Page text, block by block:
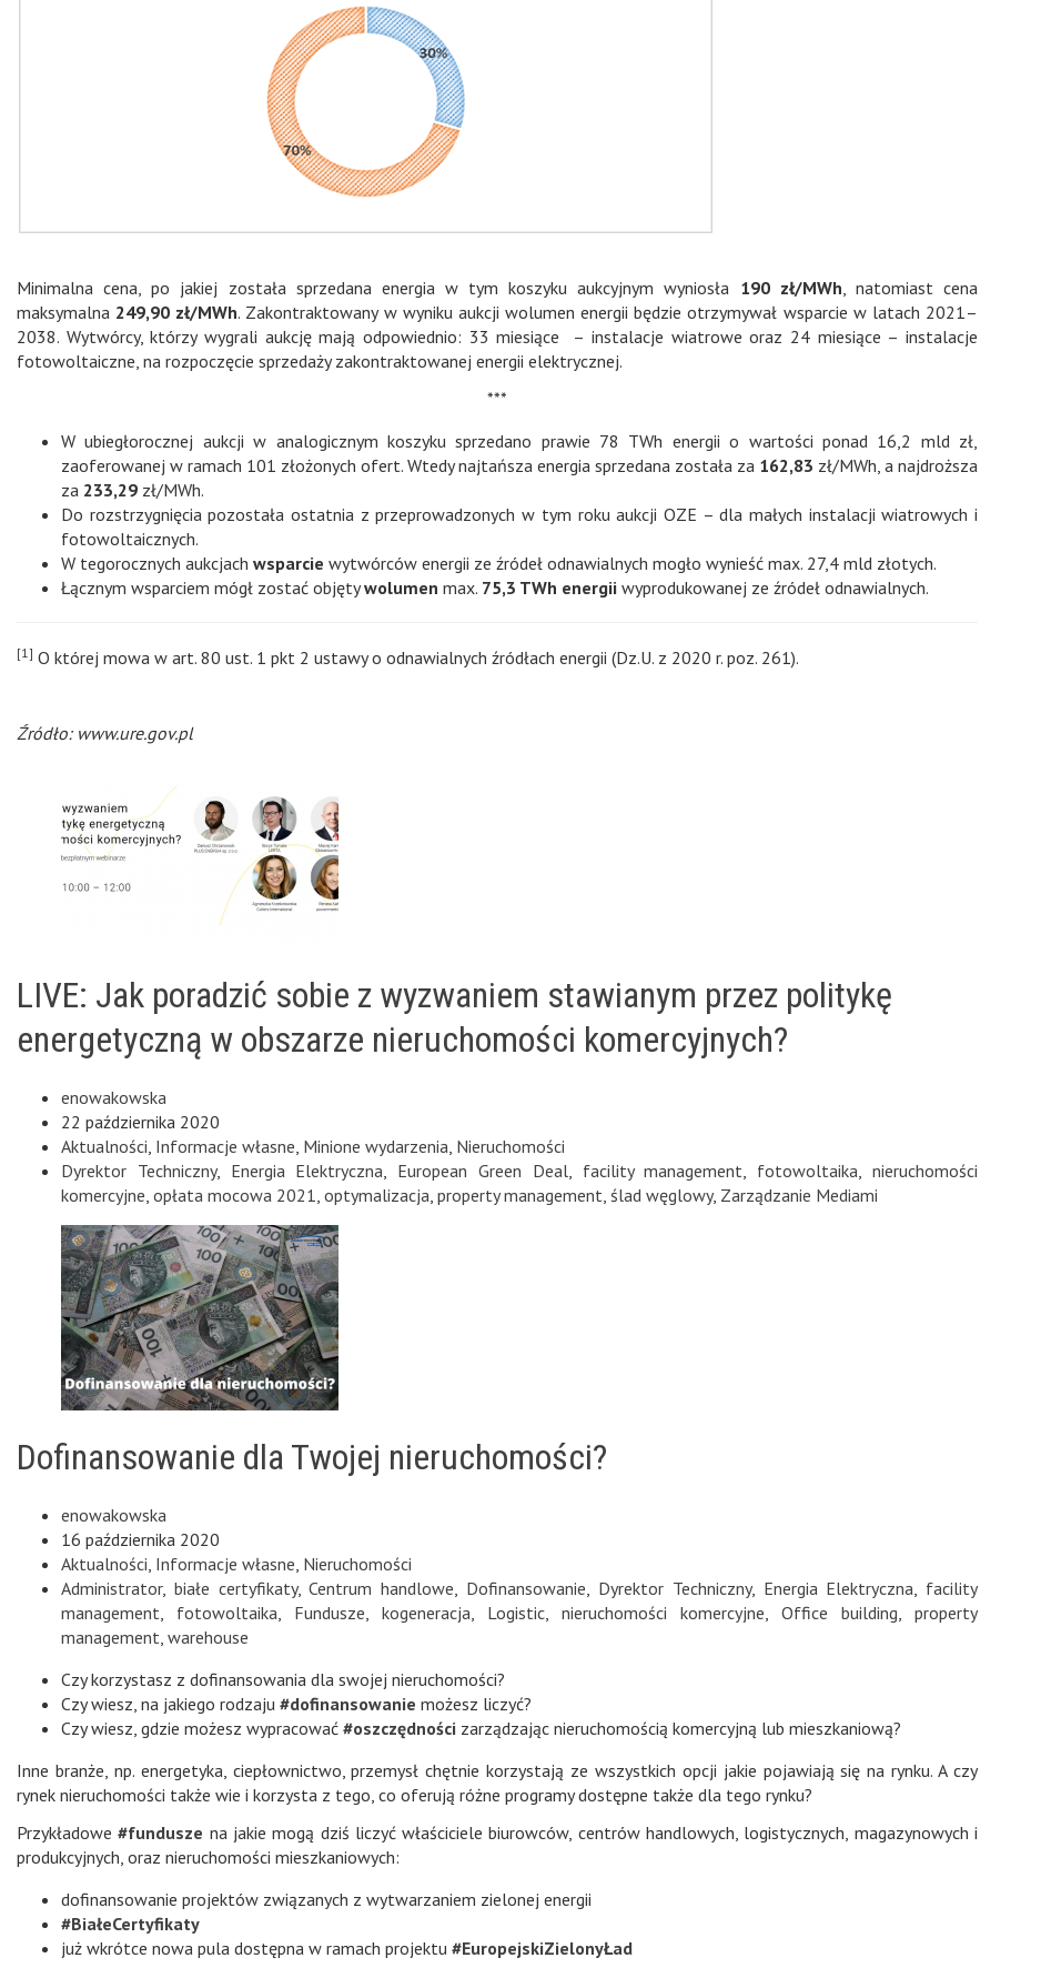
Minimalna cena, po jakiej została sprzedana energia w tym koszyku aukcyjnym wyniosła 190 zł/MWh, natomiast cena
maksymalna 249,90 zł/MWh. Zakontraktowany w wyniku aukcji wolumen energii będzie otrzymywał wsparcie w latach 2021–
2038. Wytwórcy, którzy wygrali aukcję mają odpowiednio: 33 miesiące – instalacje wiatrowe oraz 24 miesiące – instalacje
fotowoltaiczne, na rozpoczęcie sprzedaży zakontraktowanej energii elektrycznej.
***
W ubiegłorocznej aukcji w analogicznym koszyku sprzedano prawie 78 TWh energii o wartości ponad 16,2 mld zł,
zaoferowanej w ramach 101 złożonych ofert. Wtedy najtańsza energia sprzedana została za 162,83 zł/MWh, a najdroższa
za 233,29 zł/MWh.
Do rozstrzygnięcia pozostała ostatnia z przeprowadzonych w tym roku aukcji OZE – dla małych instalacji wiatrowych i
fotowoltaicznych.
W tegorocznych aukcjach wsparcie wytwórców energii ze źródeł odnawialnych mogło wynieść max. 27,4 mld złotych.
Łącznym wsparciem mógł zostać objętywolumen max. 75,3 TWh energii wyprodukowanej ze źródeł odnawialnych.
[1] O której mowa w art. 80 ust. 1 pkt 2 ustawy o odnawialnych źródłach energii (Dz.U. z 2020 r. poz. 261).
Źródło: www.ure.gov.pl
LIVE: Jak poradzić sobie z wyzwaniem stawianym przez politykę
energetyczną w obszarze nieruchomości komercyjnych?
enowakowska
22 października 2020
Aktualności, Informacje własne, Minione wydarzenia, Nieruchomości
Dyrektor Techniczny, Energia Elektryczna, European Green Deal, facility management, fotowoltaika,nieruchomości
komercyjne, opłata mocowa 2021, optymalizacja, property management, ślad węglowy, Zarządzanie Mediami
Dofinansowanie dla Twojej nieruchomości?
enowakowska
16 października 2020
Aktualności, Informacje własne, Nieruchomości
Administrator, białe certyfikaty,Centrum handlowe, Dofinansowanie, Dyrektor Techniczny, Energia Elektryczna, facility
management, fotowoltaika, Fundusze, kogeneracja, Logistic, nieruchomości komercyjne, Office building, property
management, warehouse
Czy korzystasz z dofinansowania dla swojej nieruchomości?
Czy wiesz, na jakiego rodzaju #dofinansowanie możesz liczyć?
Czy wiesz, gdzie możesz wypracować #oszczędności zarządzając nieruchomością komercyjną lub mieszkaniową?
Inne branże, np. energetyka, ciepłownictwo, przemysł chętnie korzystają ze wszystkich opcji jakie pojawiają się na rynku. A czy
rynek nieruchomości także wie i korzysta z tego, co oferują różne programy dostępne także dla tego rynku?
Przykładowe#fundusze na jakie mogą dziś liczyć właściciele biurowców, centrów handlowych, logistycznych, magazynowych i
produkcyjnych, oraz nieruchomości mieszkaniowych:
dofinansowanie projektów związanych z wytwarzaniem zielonej energii
#BiałeCertyfikaty
już wkrótce nowa pula dostępna w ramach projektu #EuropejskiZielonyŁad